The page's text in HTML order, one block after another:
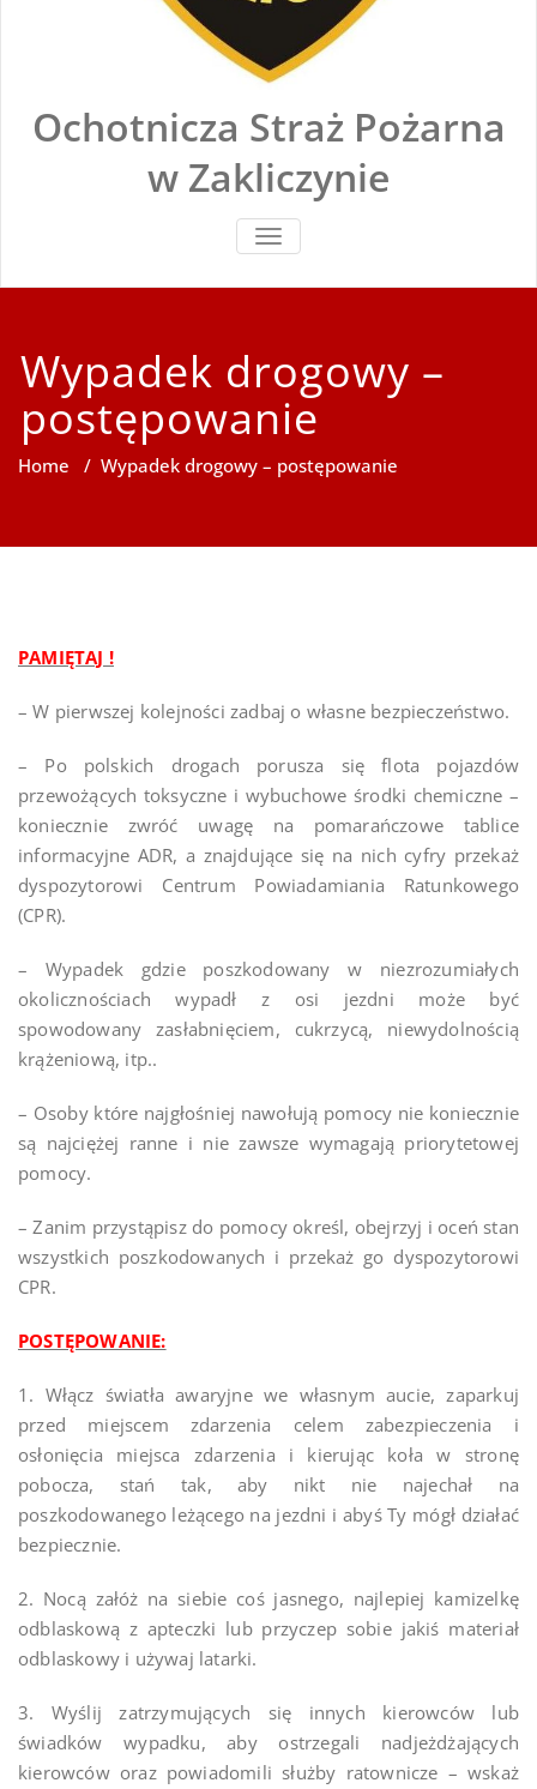
Ochotnicza Straż Pożarna
w Zakliczynie
TOGGLE
NAVIGATION
Wypadek drogowy –
postępowanie
Home / Wypadek drogowy – postępowanie
PAMIĘTAJ !
– W pierwszej kolejności zadbaj o własne bezpieczeństwo.
– Po polskich drogach porusza się flota pojazdów
przewożących toksyczne i wybuchowe środki chemiczne –
koniecznie zwróć uwagę na pomarańczowe tablice
informacyjne ADR, a znajdujące się na nich cyfry przekaż
dyspozytorowi Centrum Powiadamiania Ratunkowego
(CPR).
– Wypadek gdzie poszkodowany w niezrozumiałych
okolicznościach wypadł z osi jezdni może być
spowodowany zasłabnięciem, cukrzycą, niewydolnością
krążeniową, itp..
– Osoby które najgłośniej nawołują pomocy nie koniecznie
są najciężej ranne i nie zawsze wymagają priorytetowej
pomocy.
– Zanim przystąpisz do pomocy określ, obejrzyj i oceń stan
wszystkich poszkodowanych i przekaż go dyspozytorowi
CPR.
POSTĘPOWANIE:
1. Włącz światła awaryjne we własnym aucie, zaparkuj
przed miejscem zdarzenia celem zabezpieczenia i
osłonięcia miejsca zdarzenia i kierując koła w stronę
pobocza, stań tak, aby nikt nie najechał na
poszkodowanego leżącego na jezdni i abyś Ty mógł działać
bezpiecznie.
2. Nocą załóż na siebie coś jasnego, najlepiej kamizelkę
odblaskową z apteczki lub przyczep sobie jakiś materiał
odblaskowy i używaj latarki.
3. Wyślij zatrzymujących się innych kierowców lub
świadków wypadku, aby ostrzegali nadjeżdżających
kierowców oraz powiadomili służby ratownicze – wskaż